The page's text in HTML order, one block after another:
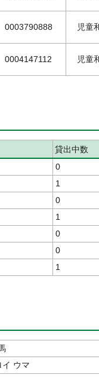
0003790888 児童
0004147112 児童
貸出中数
0
1
0
1
0
0
1
イ ウマ